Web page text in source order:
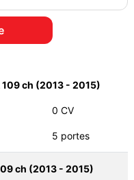
109 ch (2013 - 2015)
0 CV
5 portes
ch (2013 - 2015)